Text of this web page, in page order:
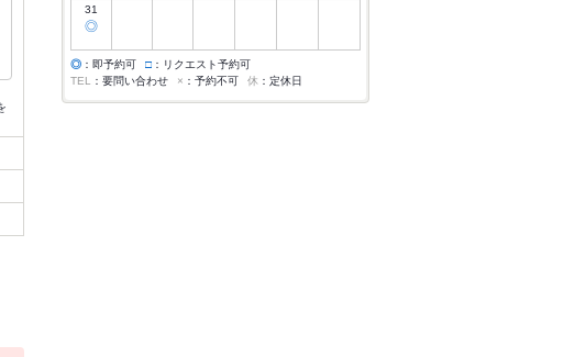
31
◎
◎ ：即予約可 □ ：リクエスト予約可
TEL
：要問い合わせ × ：予約不可 休 ：定休日